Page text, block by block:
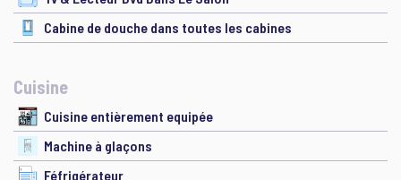
Cabine de douche dans toutes les cabines
Cuisine
Cuisine entièrement equipée
Machine à glaçons
Féfrigérateur